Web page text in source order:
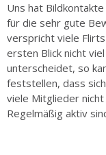
Uns hat
für die sehr gute
verspricht viele
ersten Blick nicht
unterscheidet, so
feststellen, dass
viele Mitglieder
Regelmäßig aktiv